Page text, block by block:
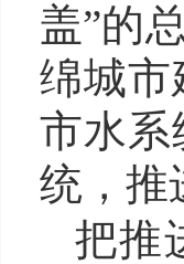
盖”的
绵城市
市水系
统，推
把推